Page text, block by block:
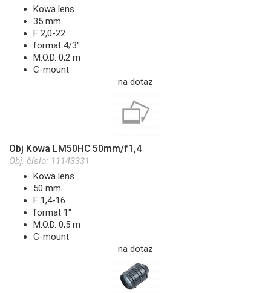
Kowa lens
35 mm
F 2,0-22
format 4/3"
M.O.D. 0,2 m
C-mount
na dotaz
Obj Kowa LM50HC 50mm/f1,4
Obj. číslo: 11143331
Kowa lens
50 mm
F 1,4-16
format 1"
M.O.D. 0,5 m
C-mount
na dotaz